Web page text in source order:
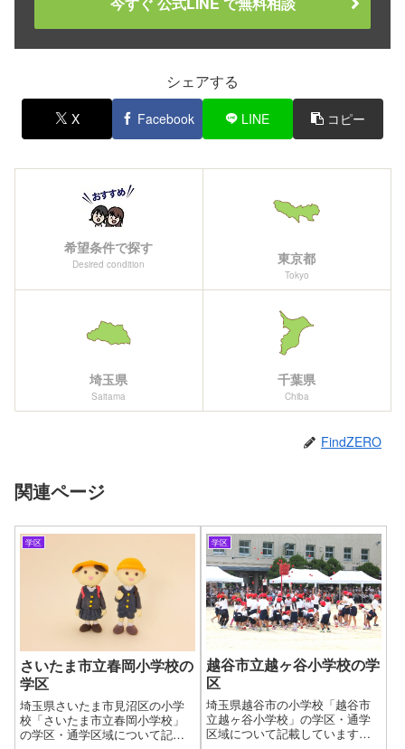
シェアする
X Facebook LINE コピー
希望条件で探す
Desired condition 東京都
Tokyo
埼玉県
Saitama
千葉県
Chiba
FindZERO
関連ページ
学区
さいたま市立春岡小学校の
学区
埼玉県さいたま市見沼区の小学
校「さいたま市立春岡小学校」
の学区・通学区域について記載
学区
越谷市立越ヶ谷小学校の学
区
埼玉県越谷市の小学校「越谷市
立越ヶ谷小学校」の学区・通学
区域について記載しています。